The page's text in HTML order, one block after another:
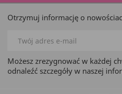
Otrzymuj informację o
Możesz zrezygnować w każdej
odnaleźć szczegóły w naszej